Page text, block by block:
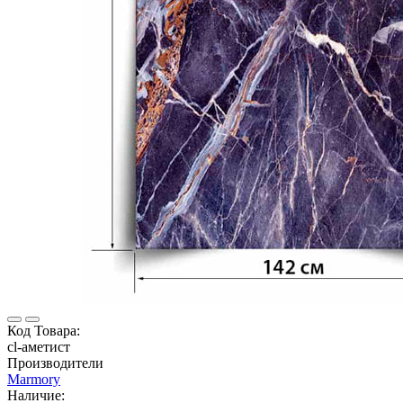
Код Товара:
cl-аметист
Производители
Marmory
Наличие: